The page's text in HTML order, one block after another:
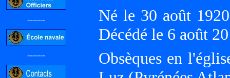
-------
-------
Né le 30 août
Décédé le 6 août
Obsèques en